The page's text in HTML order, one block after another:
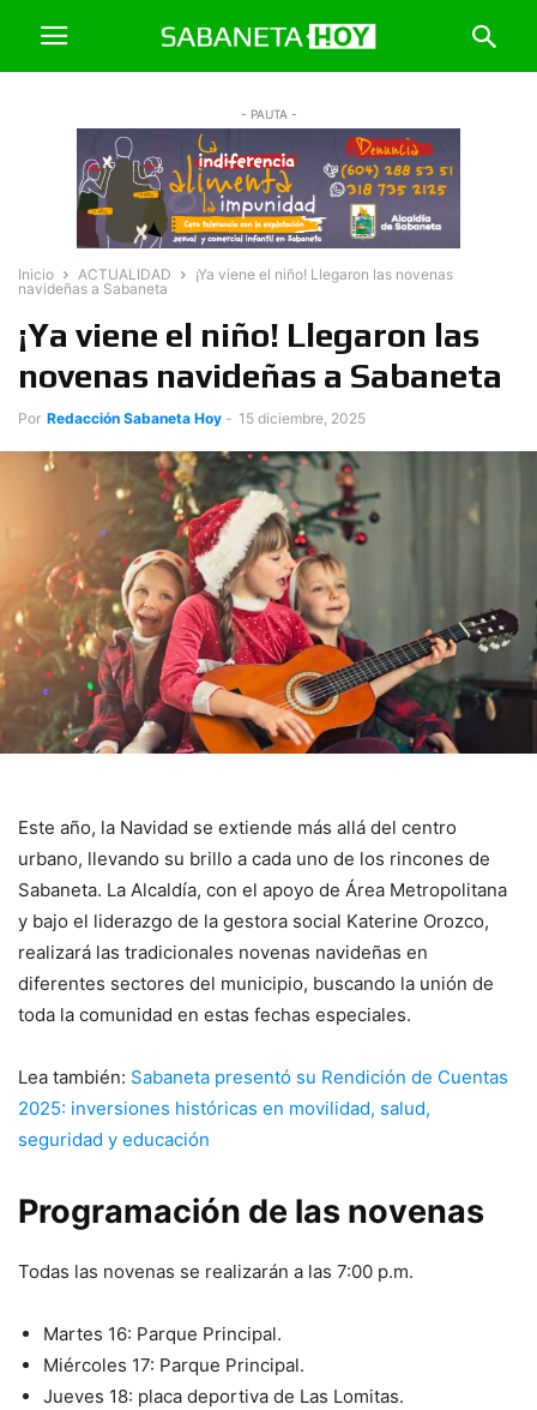
- PAUTA -
Inicio ACTUALIDAD
¡Ya viene el niño! Llegaron las novenas
navideñas a Sabaneta
¡Ya viene el niño! Llegaron las
novenas navideñas a Sabaneta
Por Redacción Sabaneta Hoy - 15 diciembre, 2025
Este año, la Navidad se extiende más allá del centro
urbano, llevando su brillo a cada uno de los rincones de
Sabaneta. La Alcaldía, con el apoyo de Área Metropolitana
y bajo el liderazgo de la gestora social Katerine Orozco,
realizará las tradicionales novenas navideñas en
diferentes sectores del municipio, buscando la unión de
toda la comunidad en estas fechas especiales.
Lea también: Sabaneta presentó su Rendición de Cuentas
2025: inversiones históricas en movilidad, salud,
seguridad y educación
Programación de las novenas
Todas las novenas se realizarán a las 7:00 p.m.
Martes 16: Parque Principal.
Miércoles 17: Parque Principal.
Jueves 18: placa deportiva de Las Lomitas.